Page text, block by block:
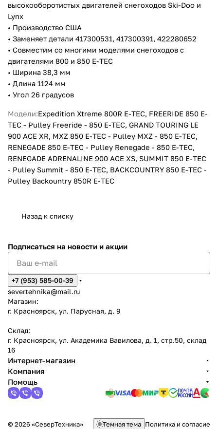
высокооборотистых двигателей снегоходов Ski-Doo и
Lynx
• Производство США
• Заменяет детали 417300531, 417300391, 422280652
• Совместим со многими моделями снегоходов с
двигателями 800 и 850 E-TEC
• Ширина 38,3 мм
• Длина 1124 мм
• Угол 26 градусов
Модели:Expedition Xtreme 800R E-TEC, FREERIDE 850 E-
TEC - Pulley Freeride - 850 E-TEC, GRAND TOURING LE
900 ACE XR, MXZ 850 E-TEC - Pulley MXZ - 850 E-TEC,
RENEGADE 850 E-TEC - Pulley Renegade - 850 E-TEC,
RENEGADE ADRENALINE 900 ACE XS, SUMMIT 850 E-TEC
- Pulley Summit - 850 E-TEC, BACKCOUNTRY 850 E-TEC -
Pulley Backountry 850R E-TEC
Назад к списку
Подписаться на новости и акции
+7 (953) 585-00-39
severtehnika@mail.ru
Магазин:
г. Красноярск, ул. Парусная, д. 9
Склад:
г. Красноярск, ул. Академика Вавилова, д. 1, стр.50, склад
16
Интернет-магазин
Компания
Помощь
© 2026 «СеверТехника» Темная тема Политика и согласие